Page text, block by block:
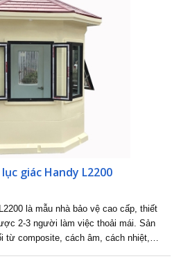
giác Handy L2200
là mẫu nhà bảo vệ cao cấp, thiết
2-3 người làm việc thoải mái. Sản
từ composite, cách âm, cách nhiệt,…